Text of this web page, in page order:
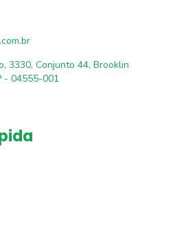
3330, Conjunto 44, Brooklin
- 04555-001